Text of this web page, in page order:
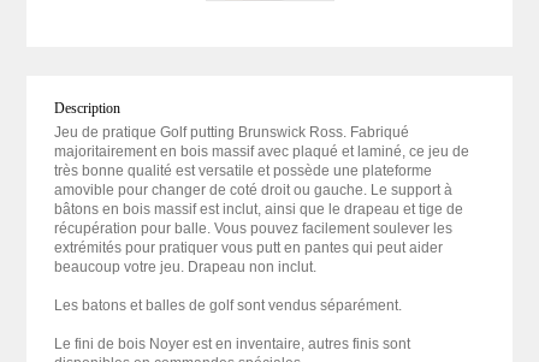
Description
Jeu de pratique Golf putting Brunswick Ross. Fabriqué
majoritairement en bois massif avec plaqué et laminé, ce jeu de
très bonne qualité est versatile et possède une plateforme
amovible pour changer de coté droit ou gauche. Le support à
bâtons en bois massif est inclut, ainsi que le drapeau et tige de
récupération pour balle. Vous pouvez facilement soulever les
extrémités pour pratiquer vous putt en pantes qui peut aider
beaucoup votre jeu. Drapeau non inclut.
Les batons et balles de golf sont vendus séparément.
Le fini de bois Noyer est en inventaire, autres finis sont